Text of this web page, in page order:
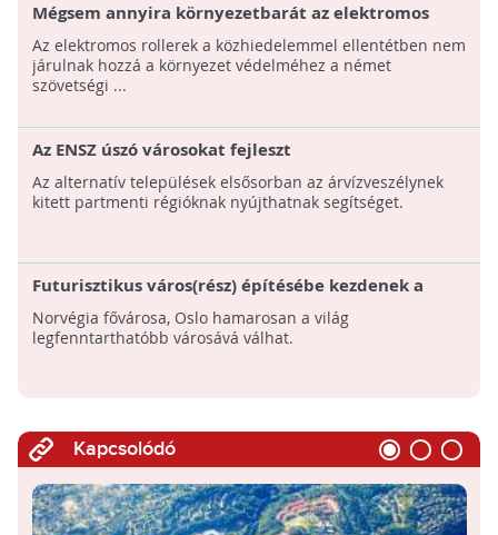
Mégsem annyira környezetbarát az elektromos
roller?
Az elektromos rollerek a közhiedelemmel ellentétben nem
járulnak hozzá a környezet védelméhez a német
szövetségi ...
Az ENSZ úszó városokat fejleszt
Az alternatív települések elsősorban az árvízveszélynek
kitett partmenti régióknak nyújthatnak segítséget.
Futurisztikus város(rész) építésébe kezdenek a
norvégok
Norvégia fővárosa, Oslo hamarosan a világ
legfenntarthatóbb városává válhat.
Kapcsolódó